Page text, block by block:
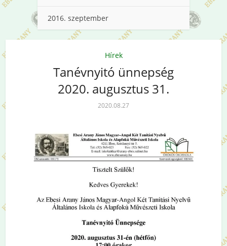
2016. szeptember
Hírek
Tanévnyitó ünnepség
2020. augusztus 31.
2020.08.27